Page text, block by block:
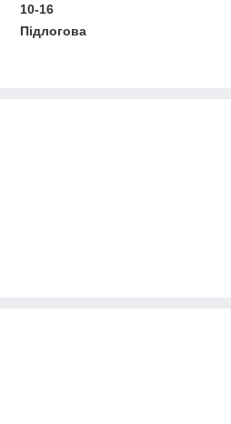
10-16
Підлогова